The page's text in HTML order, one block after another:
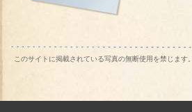
このサイトに掲載されている写真の無断使用を禁じます。